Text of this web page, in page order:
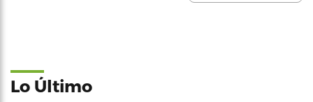
Lo Último